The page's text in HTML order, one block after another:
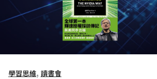
學習思維, 讀書會
輝
道